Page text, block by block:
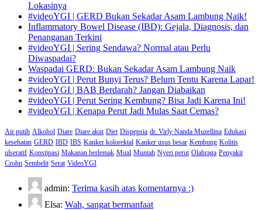
Lokasinya
#videoYGI | GERD Bukan Sekadar Asam Lambung Naik!
Inflammatory Bowel Disease (IBD): Gejala, Diagnosis, dan
Penanganan Terkini
#videoYGI | Sering Sendawa? Normal atau Perlu
Diwaspadai?
Waspadai GERD: Bukan Sekadar Asam Lambung Naik
#videoYGI | Perut Bunyi Terus? Belum Tentu Karena Lapar!
#videoYGI | BAB Berdarah? Jangan Diabaikan
#videoYGI | Perut Sering Kembung? Bisa Jadi Karena Ini!
#videoYGI | Kenapa Perut Jadi Mulas Saat Cemas?
Air putih Alkohol Diare Diare akut Diet Dispepsia dr. Virly Nanda Muzellina Edukasi
kesehatan GERD IBD IBS Kanker kolorektal Kanker usus besar Kembung Kolitis
ulseratif Konstipasi Makanan berlemak Mual Muntah Nyeri perut Olahraga Penyakit
Crohn Sembelit Serat VideoYGI
admin: Terima kasih atas komentarnya :)
Elsa: Wah, sangat bermanfaat